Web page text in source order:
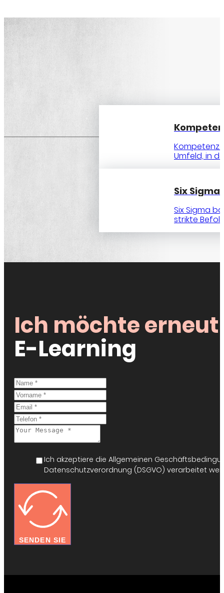
Umfeld, in
Six
Six Sigma
strikte
Ich möchte
E-Learning
Ich akzeptiere die Allgemeinen
Datenschutzverordnung (DSGVO) verarbeitet
SENDEN SIE